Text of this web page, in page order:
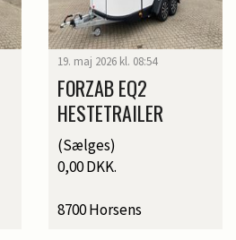
19. maj 2026 kl. 08:54
FORZAB EQ2
HESTETRAILER
(Sælges)
0,00 DKK.
8700 Horsens